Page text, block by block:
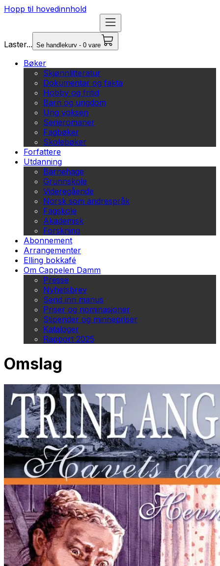
Hopp til hovedinnhold
Laster... Se handlekurv - 0 vare
Bøker
Skjønnlitteratur
Dokumentar og fakta
Hobby og fritid
Barn og ungdom
Ung voksen
Serieromaner
Fagbøker
Skolebøker
Forfattere
Utdanning
Barnehage
Grunnskole
Videregående
Norsk som andrespråk
Fagskole
Akademisk
Forskning
Abonnement
Arrangementer
Elling bokkafé
Om Cappelen Damm
Presse
Nyhetsbrev
Send inn manus
Priser og nominasjoner
Stipender og minnepriser
Kataloger
Rapport 2025
Omslag